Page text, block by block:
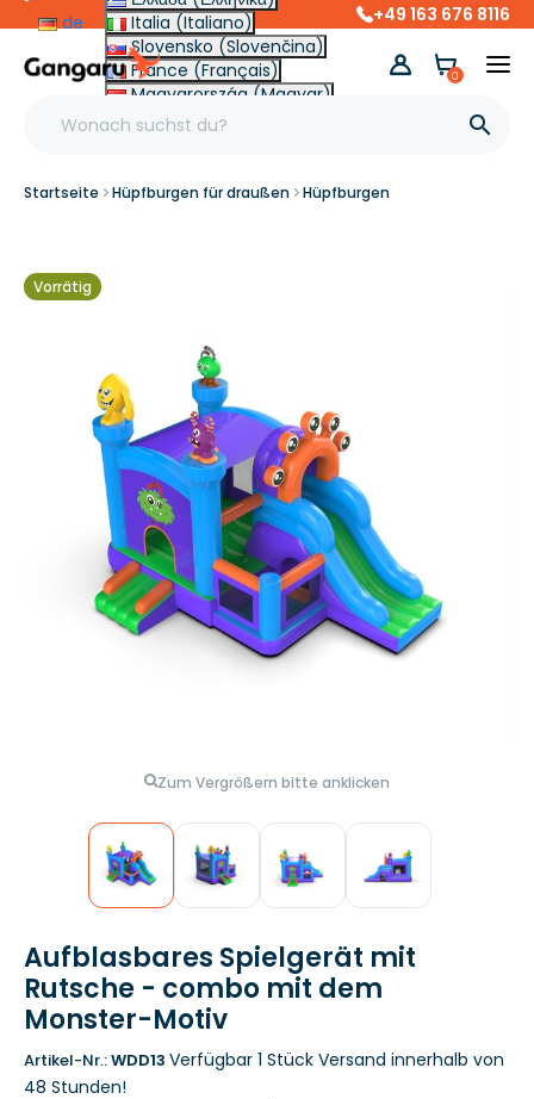
de
Italia (Italiano)
Slovensko (Slovenčina)
France (Français)
Magyarország (Magyar)
Other (English €)
+49 163 676 8116

0
Startseite Hüpfburgen für draußen Hüpfburgen
Vorrätig
Zum Vergrößern bitte anklicken
Aufblasbares Spielgerät mit
Rutsche - combo mit dem
Monster-Motiv
Artikel-Nr.:WDD13 Verfügbar 1 Stück Versand innerhalb von
48 Stunden!